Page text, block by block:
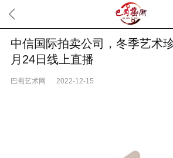
中信国际拍卖公司，冬季艺术
月24日线上直播
巴蜀艺术网 2022-12-15